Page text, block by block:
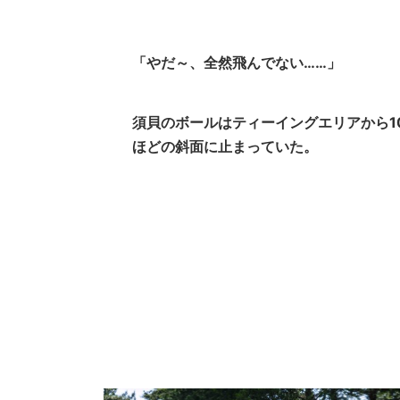
「やだ～、全然飛んでない……」
須貝のボールはティーイングエリアから
ほどの斜面に止まっていた。